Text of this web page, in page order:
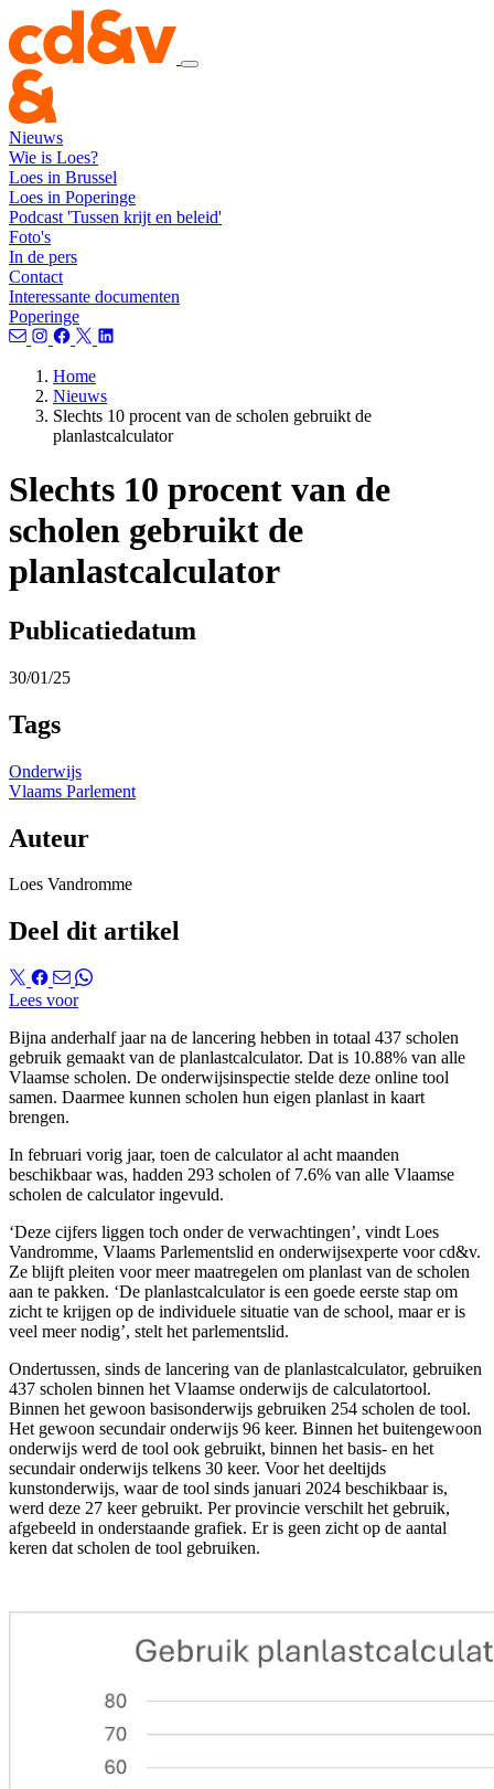
Nieuws
Wie is Loes?
Loes in Brussel
Loes in Poperinge
Podcast 'Tussen krijt en beleid'
Foto's
In de pers
Contact
Interessante documenten
Poperinge
Home
Nieuws
Slechts 10 procent van de scholen gebruikt de
planlastcalculator
Slechts 10 procent van de
scholen gebruikt de
planlastcalculator
Publicatiedatum
30/01/25
Tags
Onderwijs
Vlaams Parlement
Auteur
Loes Vandromme
Deel dit artikel
Lees voor
Bijna anderhalf jaar na de lancering hebben in totaal 437 scholen
gebruik gemaakt van de planlastcalculator. Dat is 10.88% van alle
Vlaamse scholen. De onderwijsinspectie stelde deze online tool
samen. Daarmee kunnen scholen hun eigen planlast in kaart
brengen.
In februari vorig jaar, toen de calculator al acht maanden
beschikbaar was, hadden 293 scholen of 7.6% van alle Vlaamse
scholen de calculator ingevuld.
‘Deze cijfers liggen toch onder de verwachtingen’, vindt Loes
Vandromme, Vlaams Parlementslid en onderwijsexperte voor cd&v.
Ze blijft pleiten voor meer maatregelen om planlast van de scholen
aan te pakken. ‘De planlastcalculator is een goede eerste stap om
zicht te krijgen op de individuele situatie van de school, maar er is
veel meer nodig’, stelt het parlementslid.
Ondertussen, sinds de lancering van de planlastcalculator, gebruiken
437 scholen binnen het Vlaamse onderwijs de calculatortool.
Binnen het gewoon basisonderwijs gebruiken 254 scholen de tool.
Het gewoon secundair onderwijs 96 keer. Binnen het buitengewoon
onderwijs werd de tool ook gebruikt, binnen het basis- en het
secundair onderwijs telkens 30 keer. Voor het deeltijds
kunstonderwijs, waar de tool sinds januari 2024 beschikbaar is,
werd deze 27 keer gebruikt. Per provincie verschilt het gebruik,
afgebeeld in onderstaande grafiek. Er is geen zicht op de aantal
keren dat scholen de tool gebruiken.